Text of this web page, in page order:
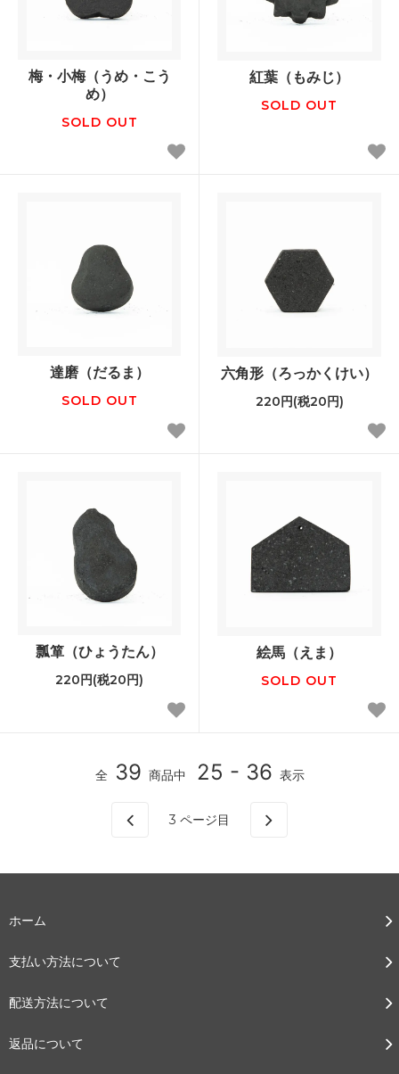
梅・小梅（うめ・こう
め）
SOLD OUT
紅葉（もみじ）
SOLD OUT
達磨（だるま）
SOLD OUT
六角形（ろっかくけい）
220円(税20円)
瓢箪（ひょうたん）
220円(税20円)
絵馬（えま）
SOLD OUT
全 39 商品中 25 - 36 表示
3 ページ目
ホーム
支払い方法について
配送方法について
返品について